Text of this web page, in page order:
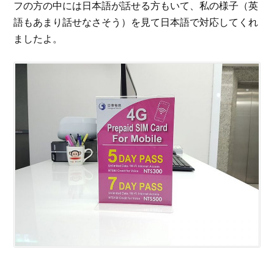
フの方の中には日本語が話せる方もいて、私の様子（英
語もあまり話せなさそう）を見て日本語で対応してくれ
ましたよ。